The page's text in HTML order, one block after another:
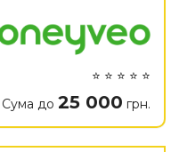
⭐ ⭐ ⭐ ⭐ ⭐
Сума до 25 000 грн.